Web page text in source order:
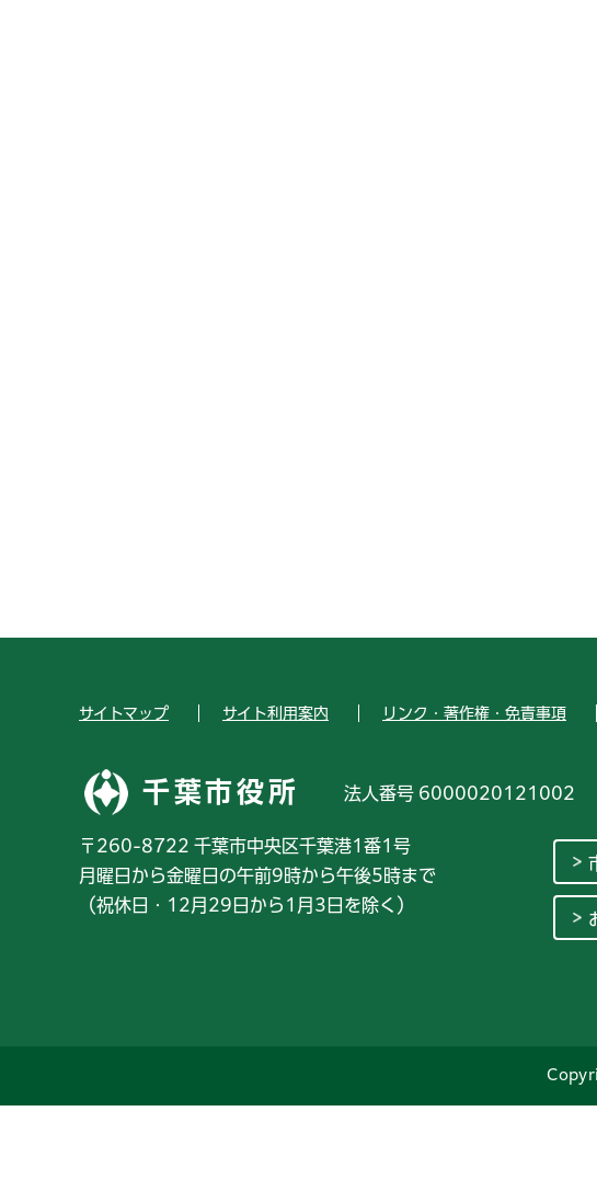
サイトマップ サイト利用案内 リンク・著作権・免責事項
千葉市役所 法人番号 6000020121002
〒260-8722 千葉市中央区千葉港1番1号
月曜日から金曜日の午前9時から午後5時まで
（祝休日・12月29日から1月3日を除く）